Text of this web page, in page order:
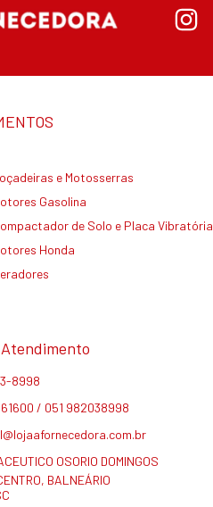
e Motosserras
Gasolina
de Solo e Placa Vibratória
Honda
8998
/ 051 982038998
OSORIO DOMINGOS
BALNEÁRIO